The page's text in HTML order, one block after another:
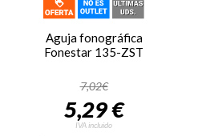
Aguja fonográfica
Fonestar 135-ZST
7,02€
5,29 €
IVA incluido